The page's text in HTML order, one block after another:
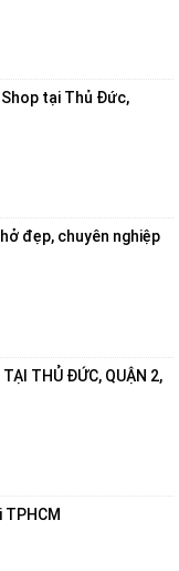
Shop tại Thủ Đức,
đẹp, chuyên nghiệp
THỦ ĐỨC, QUẬN 2,
TPHCM